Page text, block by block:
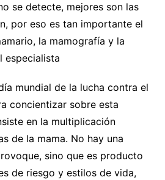
se detecte, mejores son las
por eso es tan importante el
la mamografía y la
especialista
mundial de la lucha contra el
concientizar sobre esta
en la multiplicación
de la mama. No hay una
sino que es producto
de riesgo y estilos de vida,